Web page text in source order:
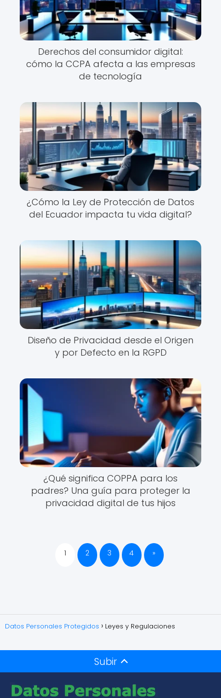
Derechos del consumidor digital:
cómo la CCPA afecta a las empresas
de tecnología
¿Cómo la Ley de Protección de Datos
del Ecuador impacta tu vida digital?
Diseño de Privacidad desde el Origen
y por Defecto en la RGPD
¿Qué significa COPPA para los
padres? Una guía para proteger la
privacidad digital de tus hijos
1 2 3 4 »
Datos Personales Protegidos Leyes y Regulaciones
Subir